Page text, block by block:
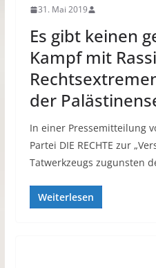
31. Mai 2019
Es gibt keinen
Kampf mit
der
In einer Pressemitteilung
Partei DIE RECHTE zur
Tatwerkzeugs zugunsten
Weiterlesen